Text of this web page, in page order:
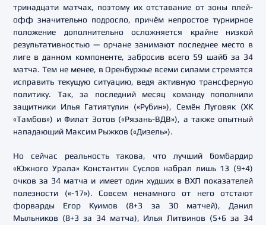
тринадцати матчах, поэтому их отставание от зоны плей-
офф значительно подросло, причём непростое турнирное
положение дополнительно осложняется крайне низкой
результативностью — орчане занимают последнее место в
лиге в данном компоненте, забросив всего 59 шайб за 34
матча. Тем не менее, в Оренбуржье всеми силами стремятся
исправить текущую ситуацию, ведя активную трансферную
политику. Так, за последний месяц команду пополнили
защитники Илья Гатиятулин («Рубин»), Семён Луговяк (ХК
«Тамбов») и Филат Зотов («Рязань-ВДВ»), а также опытный
нападающий Максим Рыжков («Дизель»).
Но сейчас реальность такова, что лучший бомбардир
«Южного Урала» Константин Суслов набрал лишь 13 (9+4)
очков за 34 матча и имеет один худших в ВХЛ показателей
полезности («-17»). Совсем ненамного от него отстают
форварды Егор Куимов (8+3 за 30 матчей), Данил
Мыльников (8+3 за 34 матча), Илья Литвинов (5+6 за 34